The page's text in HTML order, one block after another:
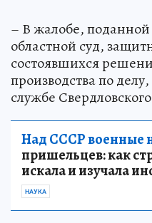
– В жалобе,
областной суд,
состоявшихся
производства по
службе
Над СССР военные
пришельцев: как
искала и изучала
НАУКА